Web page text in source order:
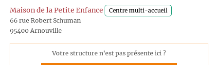
Maison de la Petite Enfance Centre multi-accueil
66 rue Robert Schuman
95400 Arnouville
Votre structure n'est pas présente ici ?